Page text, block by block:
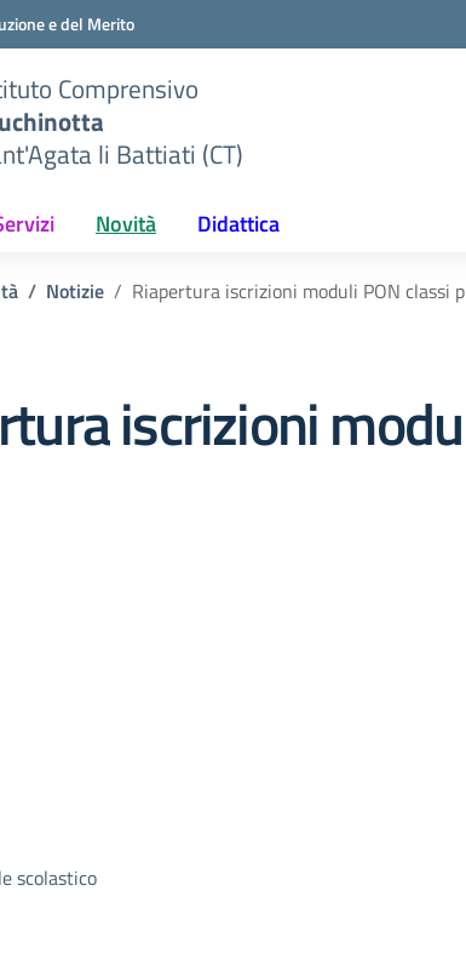
e del Merito
Comprensivo
li Battiati (CT)
Novità Didattica
Notizie Riapertura iscrizioni moduli PON classi
iscrizioni
scolastico